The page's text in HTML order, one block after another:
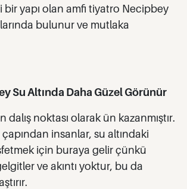
bir yapı olan amfi tiyatro Necipbey
bulunur ve mutlaka
Su Altında Daha Güzel Görünür
dalış noktası olarak ün kazanmıştır.
insanlar, su altındaki
için buraya gelir çünkü
ve akıntı yoktur, bu da